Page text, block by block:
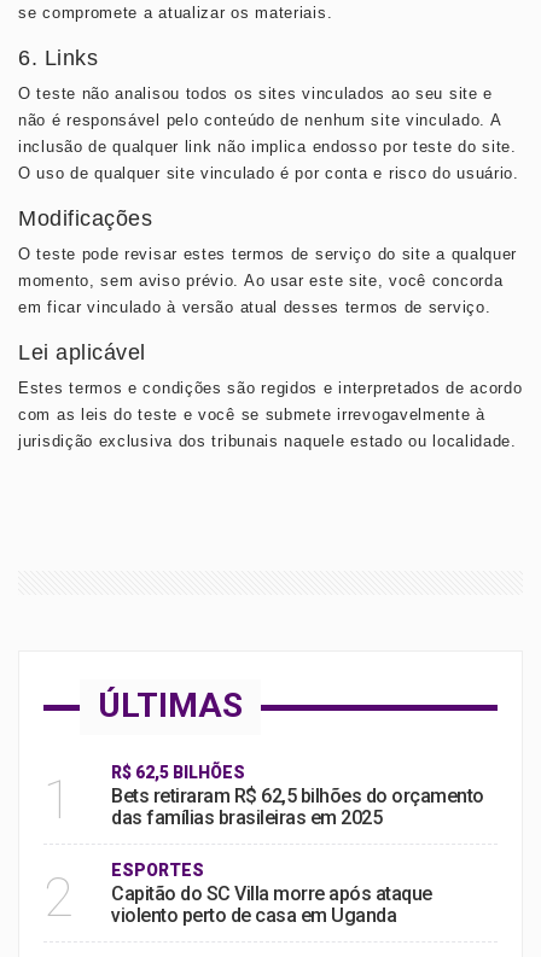
se compromete a atualizar os materiais.
6. Links
O teste não analisou todos os sites vinculados ao seu site e
não é responsável pelo conteúdo de nenhum site vinculado. A
inclusão de qualquer link não implica endosso por teste do site.
O uso de qualquer site vinculado é por conta e risco do usuário.
Modificações
O teste pode revisar estes termos de serviço do site a qualquer
momento, sem aviso prévio. Ao usar este site, você concorda
em ficar vinculado à versão atual desses termos de serviço.
Lei aplicável
Estes termos e condições são regidos e interpretados de acordo
com as leis do teste e você se submete irrevogavelmente à
jurisdição exclusiva dos tribunais naquele estado ou localidade.
ÚLTIMAS
1 R$ 62,5 BILHÕES
Bets retiraram R$ 62,5 bilhões do orçamento
das famílias brasileiras em 2025
2 ESPORTES
Capitão do SC Villa morre após ataque
violento perto de casa em Uganda